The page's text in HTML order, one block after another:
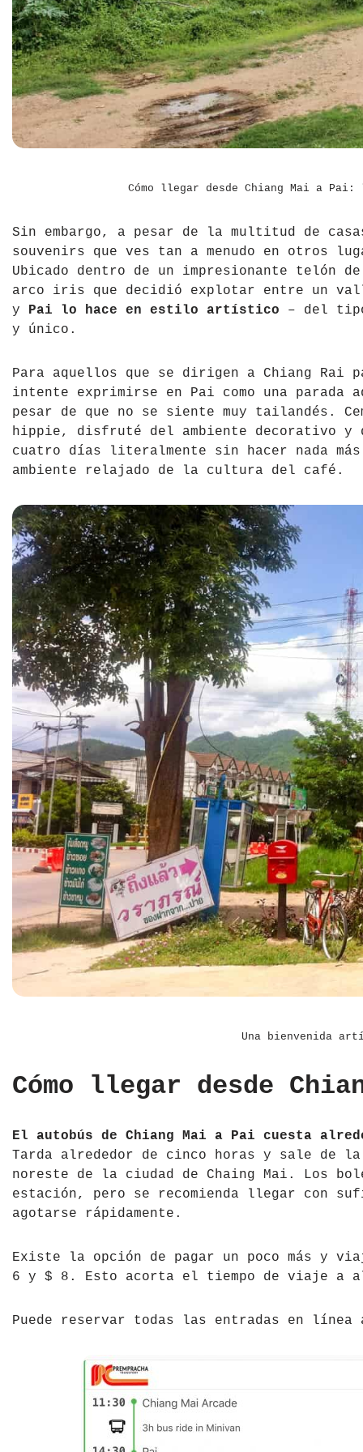
República Checa
Rusia
Serbia
Suecia
Ucrania
Cómo llegar desde Chiang Mai a
Sin embargo, a pesar de la multitud de
souvenirs que ves tan a menudo en otros
Ubicado dentro de un impresionante telón de
arco iris que decidió explotar entre un
y
Pai lo hace en estilo artístico – del
y único.
Para aquellos que se dirigen a Chiang Rai
intente exprimirse en Pai como una
pesar de que no se siente muy tailandés.
hippie, disfruté del ambiente decorativo y
cuatro días literalmente sin hacer nada más
ambiente relajado de la cultura del café.
Una bienvenida
Cómo llegar desde
El autobús de Chiang Mai a Pai cuesta
Tarda alrededor de cinco horas y sale de
noreste de la ciudad de Chaing Mai. Los
estación, pero se recomienda llegar con
agotarse rápidamente.
Existe la opción de pagar un poco más y
6 y $ 8. Esto acorta el tiempo de viaje a
Puede reservar todas las entradas en línea